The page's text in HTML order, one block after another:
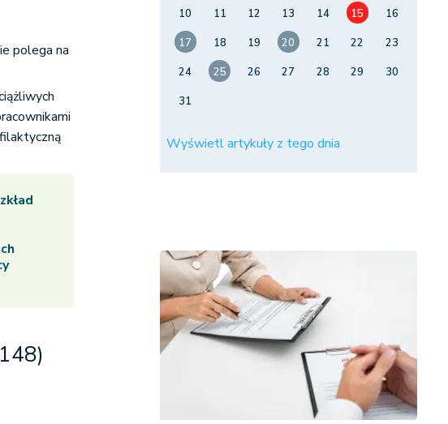
polega na
10
11 12 13 14 15
16
17
18 19 20 21 22
23
24
25 26 27 28 29
30
31
Wyświetl artykuły z tego dnia